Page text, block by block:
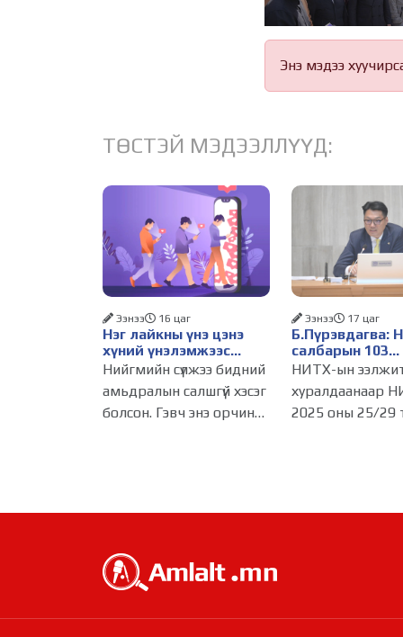
Энэ мэдээ
ТӨСТЭЙ МЭДЭЭЛЛҮҮД:
Нэг лайкны үнэ цэнэ
хүний үнэлэмжээс
давах болсон уу?
Ээнээ 16 цаг
Нийгмийн сүлжээ бидний
амьдралын салшгүй хэсэг
болсон. Гэвч энэ орчинд
Б.Пүрэвдагва:
салбарын 103
үйлчилгээний
бүртгэлийг
бизнес
таатай нөхцөл
Ээнээ 17 цаг
НИТХ-ын
хуралдаанаар
2025 оны 25/29